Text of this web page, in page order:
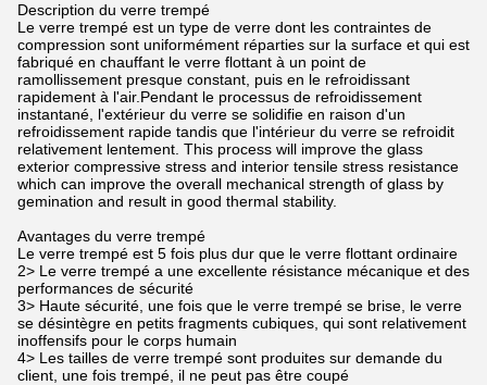
Description du verre trempé
Le verre trempé est un type de verre dont les contraintes de
compression sont uniformément réparties sur la surface et qui est
fabriqué en chauffant le verre flottant à un point de
ramollissement presque constant, puis en le refroidissant
rapidement à l'air.Pendant le processus de refroidissement
instantané, l'extérieur du verre se solidifie en raison d'un
refroidissement rapide tandis que l'intérieur du verre se refroidit
relativement lentement. This process will improve the glass
exterior compressive stress and interior tensile stress resistance
which can improve the overall mechanical strength of glass by
gemination and result in good thermal stability.
Avantages du verre trempé
Le verre trempé est 5 fois plus dur que le verre flottant ordinaire
2> Le verre trempé a une excellente résistance mécanique et des
performances de sécurité
3> Haute sécurité, une fois que le verre trempé se brise, le verre
se désintègre en petits fragments cubiques, qui sont relativement
inoffensifs pour le corps humain
4> Les tailles de verre trempé sont produites sur demande du
client, une fois trempé, il ne peut pas être coupé